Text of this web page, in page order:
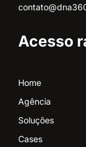
Acesso
Home
Agência
Soluções
Cases